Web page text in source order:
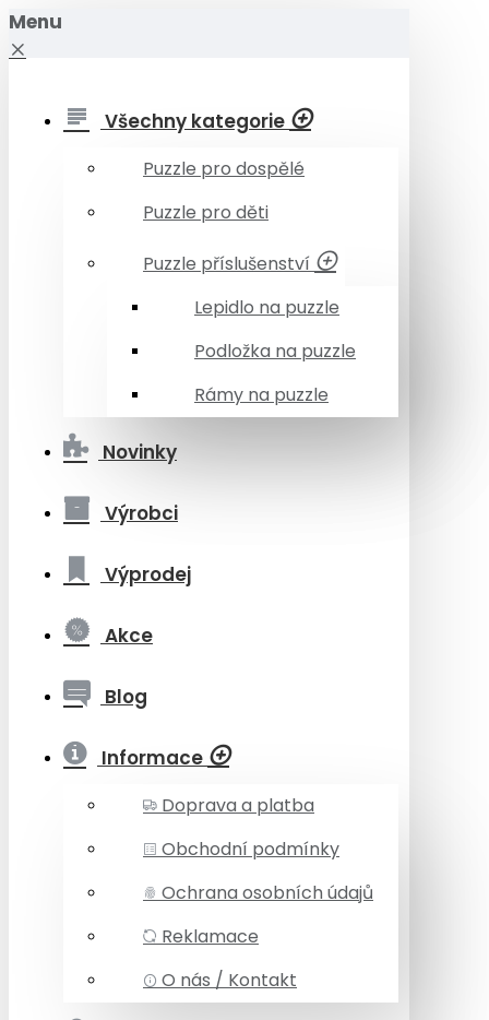
Menu
Všechny kategorie
Puzzle pro dospělé
Puzzle pro děti
Puzzle příslušenství
Lepidlo na puzzle
Podložka na puzzle
Rámy na puzzle
Novinky
Výrobci
Výprodej
Akce
Blog
Informace
Doprava a platba
Obchodní podmínky
Ochrana osobních údajů
Reklamace
O nás / Kontakt